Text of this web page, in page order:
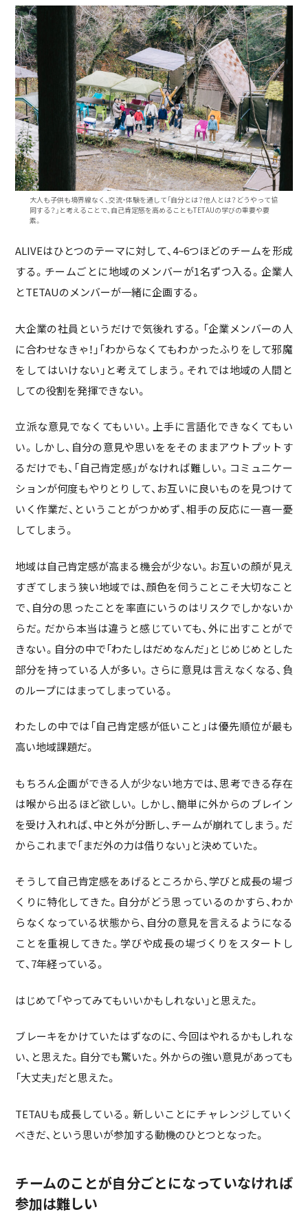
大人も子供も境界線なく、交流・体験を通して「自分とは？他人とは？どうやって協
同する？」と考えることで、自己肯定感を高めることもTETAUの学びの重要や要
素。
ALIVEはひとつのテーマに対して、4~6つほどのチームを形成
する。チームごとに地域のメンバーが1名ずつ入る。企業人
とTETAUのメンバーが一緒に企画する。
大企業の社員というだけで気後れする。「企業メンバーの人
に合わせなきゃ！」「わからなくてもわかったふりをして邪魔
をしてはいけない」と考えてしまう。それでは地域の人間と
しての役割を発揮できない。
立派な意見でなくてもいい。上手に言語化できなくてもい
い。しかし、自分の意見や思いををそのままアウトプットす
るだけでも、「自己肯定感」がなければ難しい。コミュニケー
ションが何度もやりとりして、お互いに良いものを見つけて
いく作業だ、ということがつかめず、相手の反応に一喜一憂
してしまう。
地域は自己肯定感が高まる機会が少ない。お互いの顔が見え
すぎてしまう狭い地域では、顔色を伺うことこそ大切なこと
で、自分の思ったことを率直にいうのはリスクでしかないか
らだ。だから本当は違うと感じていても、外に出すことがで
きない。自分の中で「わたしはだめなんだ」とじめじめとした
部分を持っている人が多い。さらに意見は言えなくなる、負
のループにはまってしまっている。
わたしの中では「自己肯定感が低いこと」は優先順位が最も
高い地域課題だ。
もちろん企画ができる人が少ない地方では、思考できる存在
は喉から出るほど欲しい。しかし、簡単に外からのブレイン
を受け入れれば、中と外が分断し、チームが崩れてしまう。だ
からこれまで「まだ外の力は借りない」と決めていた。
そうして自己肯定感をあげるところから、学びと成長の場づ
くりに特化してきた。自分がどう思っているのかすら、わか
らなくなっている状態から、自分の意見を言えるようになる
ことを重視してきた。学びや成長の場づくりをスタートし
て、7年経っている。
はじめて「やってみてもいいかもしれない」と思えた。
ブレーキをかけていたはずなのに、今回はやれるかもしれな
い、と思えた。自分でも驚いた。外からの強い意見があっても
「大丈夫」だと思えた。
TETAUも成長している。新しいことにチャレンジしていく
べきだ、という思いが参加する動機のひとつとなった。
チームのことが自分ごとになっていなければ
参加は難しい